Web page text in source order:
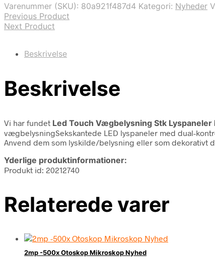
Varenummer (SKU): 80a921f487d4 Kategori: Nyheder
Previous Product
Next Product
Beskrivelse
Beskrivelse
Vi har fundet Led Touch Vægbelysning Stk
vægbelysningSekskantede LED lyspaneler med dual-
Anvend dem som lyskilde/belysning eller som dekorativt
Yderlige produktinformationer:
Produkt id: 20212740
Relaterede varer
2mp -500x Otoskop Mikroskop Nyhed